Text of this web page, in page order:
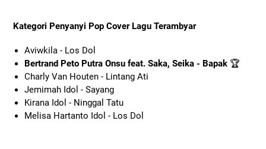
Kategori Penyanyi Pop Cover Lagu Terambyar
Aviwkila - Los Dol
Bertrand Peto Putra Onsu feat. Saka, Seika - Bapak🏆
Charly Van Houten - Lintang Ati
Jemimah Idol - Sayang
Kirana Idol - Ninggal Tatu
Melisa Hartanto Idol - Los Dol